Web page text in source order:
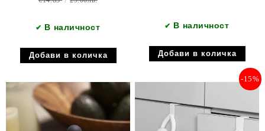
✔ В наличност ✔ В наличност
-15%